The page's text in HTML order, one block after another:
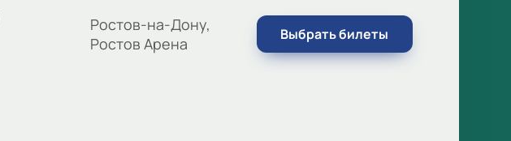
Ростов-на-Дону,
Ростов Арена
Выбрать билеты